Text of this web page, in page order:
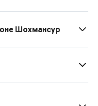
Шохмансур